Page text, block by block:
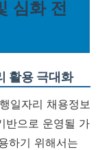
심화 전
활용 극대화
일자리 채용정보
반으로 운영될 가
하기 위해서는